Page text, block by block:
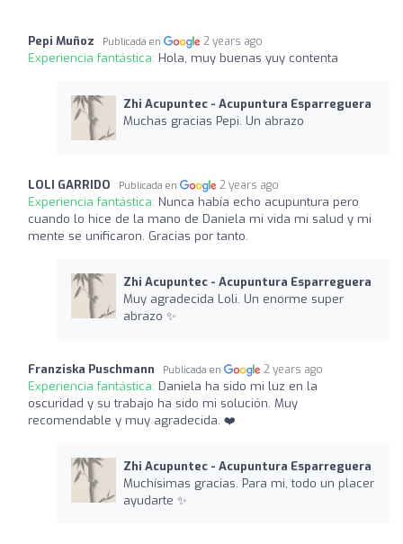
Pepi Muñoz Publicada en 2 years ago
Experiencia fantástica: Hola, muy buenas yuy contenta
Zhi Acupuntec - Acupuntura Esparreguera
Muchas gracias Pepi. Un abrazo
LOLI GARRIDO Publicada en 2 years ago
Experiencia fantástica: Nunca había echo acupuntura pero
cuando lo hice de la mano de Daniela mi vida mi salud y mi
mente se unificaron. Gracias por tanto.
Zhi Acupuntec - Acupuntura Esparreguera
Muy agradecida Loli. Un enorme super
abrazo ✨
Franziska Puschmann Publicada en 2 years ago
Experiencia fantástica: Daniela ha sido mi luz en la
oscuridad y su trabajo ha sido mi solución. Muy
recomendable y muy agradecida. ❤️
Zhi Acupuntec - Acupuntura Esparreguera
Muchísimas gracias. Para mi, todo un placer
ayudarte ✨